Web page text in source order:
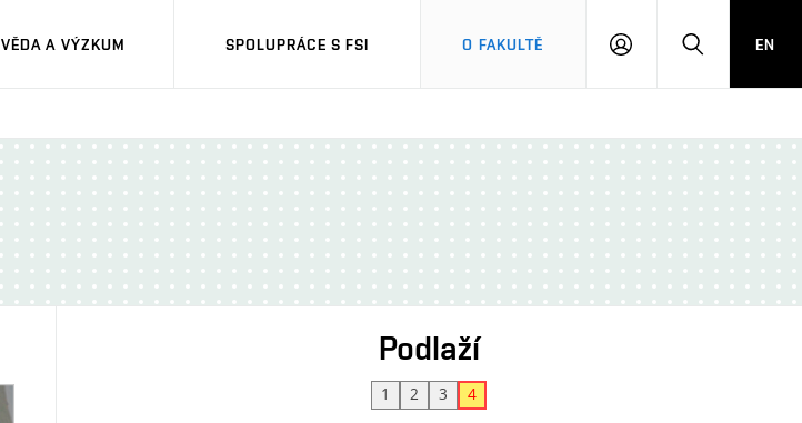
VĚDA A VÝZKUM SPOLUPRÁCE S FSI O FAKULTĚ
PŘIHLÁŠENÍHLEDAT
EN
Podlaží
1 2 3 4